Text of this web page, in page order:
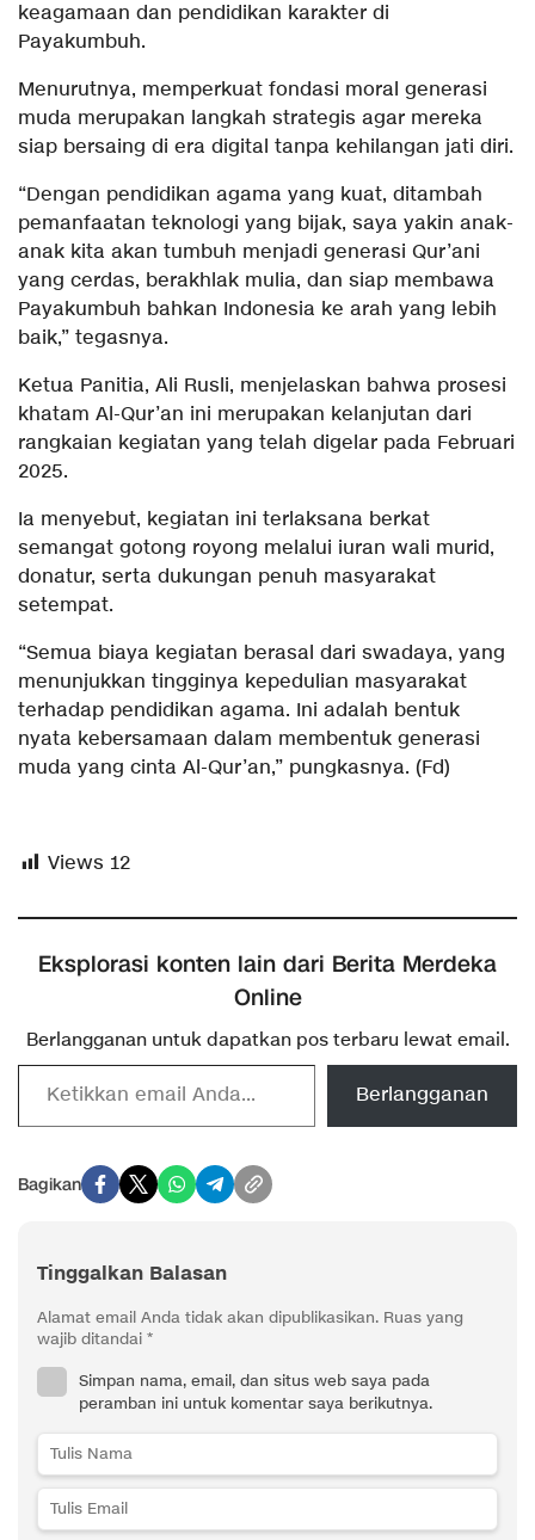
keagamaan dan pendidikan karakter di
Payakumbuh.
Menurutnya, memperkuat fondasi moral generasi
muda merupakan langkah strategis agar mereka
siap bersaing di era digital tanpa kehilangan jati diri.
“Dengan pendidikan agama yang kuat, ditambah
pemanfaatan teknologi yang bijak, saya yakin anak-
anak kita akan tumbuh menjadi generasi Qur’ani
yang cerdas, berakhlak mulia, dan siap membawa
Payakumbuh bahkan Indonesia ke arah yang lebih
baik,” tegasnya.
Ketua Panitia, Ali Rusli, menjelaskan bahwa prosesi
khatam Al-Qur’an ini merupakan kelanjutan dari
rangkaian kegiatan yang telah digelar pada Februari
2025.
Ia menyebut, kegiatan ini terlaksana berkat
semangat gotong royong melalui iuran wali murid,
donatur, serta dukungan penuh masyarakat
setempat.
“Semua biaya kegiatan berasal dari swadaya, yang
menunjukkan tingginya kepedulian masyarakat
terhadap pendidikan agama. Ini adalah bentuk
nyata kebersamaan dalam membentuk generasi
muda yang cinta Al-Qur’an,” pungkasnya. (Fd)
Views 12
Eksplorasi konten lain dari Berita Merdeka
Online
Berlangganan untuk dapatkan pos terbaru lewat email.
Ketikkan email Anda...
Berlangganan
Bagikan
Tinggalkan Balasan
Alamat email Anda tidak akan dipublikasikan. Ruas yang
wajib ditandai *
Simpan nama, email, dan situs web saya pada
peramban ini untuk komentar saya berikutnya.